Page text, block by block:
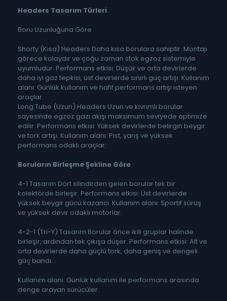
Headers Tasarım Türleri
Boru Uzunluğuna Göre
Shorty (Kısa) Headers Daha kısa borulara sahiptir. Montajı
görece kolaydır ve çoğu zaman stok egzoz sistemiyle
uyumludur. Performans etkisi: Düşük ve orta devirlerde
daha iyi gaz tepkisi, üst devirlerde sınırlı güç artışı. Kullanım
alanı: Günlük kullanım ve hafif performans artışı isteyen
araçlar.
Long Tube (Uzun) Headers Uzun ve kıvrımlı borular
sayesinde egzoz gazı akışı maksimum seviyede optimize
edilir. Performans etkisi: Yüksek devirlerde belirgin beygir
ve tork artışı. Kullanım alanı: Pist, yarış ve yüksek
performans odaklı araçlar.
Boruların Birleşme Şekline Göre
4-1 Tasarım Dört silindirden gelen borular tek bir
kolektörde birleşir. Performans etkisi: Üst devirlerde
yüksek beygir gücü kazancı. Kullanım alanı: Sportif sürüş
ve yüksek devir odaklı motorlar.
4-2-1 (Tri-Y) Tasarım Borular önce ikili gruplar halinde
birleşir, ardından tek çıkışa düşer. Performans etkisi: Alt ve
orta devirlerde daha güçlü tork, daha geniş ve dengeli
güç bandı.
Kullanım alanı: Günlük kullanım ile performans arasında
denge arayan sürücüler.